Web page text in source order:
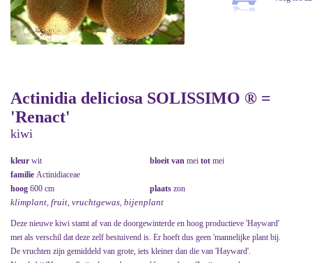
Actinidia deliciosa SOLISSIMO ® =
'Renact'
kiwi
kleur wit bloeit van mei tot mei
familie Actinidiaceae
hoog 600 cm plaats zon
klimplant, fruit, vruchtgewas, bijenplant
Deze nieuwe kiwi stamt af van de doorgewinterde en hoog productieve 'Hayward'
met als verschil dat deze zelf bestuivend is. Er hoeft dus geen 'mannelijke plant bij.
De vruchten zijn gemiddeld van grote, iets kleiner dan die van 'Hayward'.